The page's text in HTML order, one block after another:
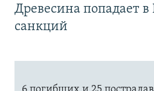
Древесина попадает в
санкций